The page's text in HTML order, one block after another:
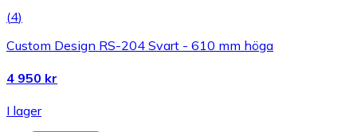
(4)
Custom Design RS-204 Svart - 610 mm höga
4 950 kr
I lager